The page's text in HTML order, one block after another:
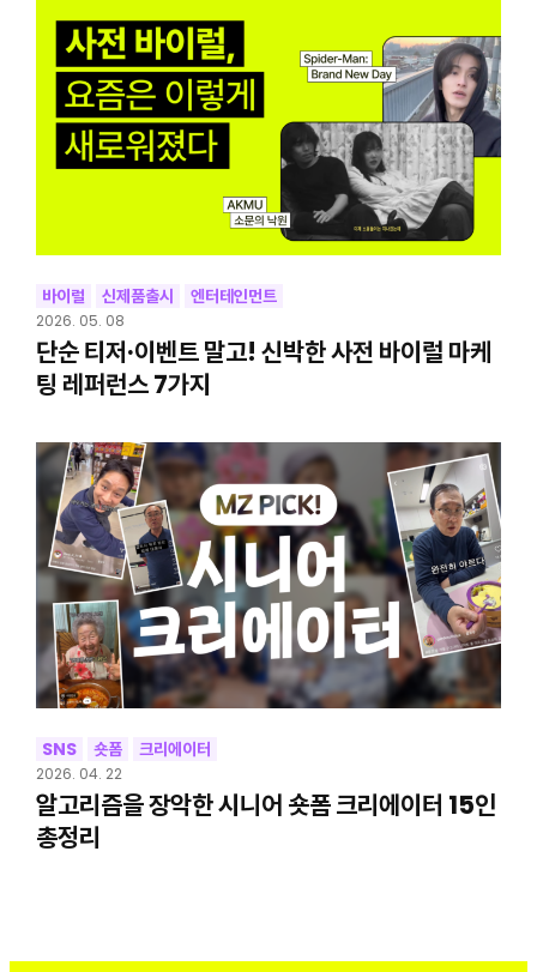
바이럴 신제품출시 엔터테인먼트
2026. 05. 08
단순 티저·이벤트 말고! 신박한 사전 바이럴 마케
팅 레퍼런스 7가지
SNS 숏폼 크리에이터
2026. 04. 22
알고리즘을 장악한 시니어 숏폼 크리에이터 15인
총정리